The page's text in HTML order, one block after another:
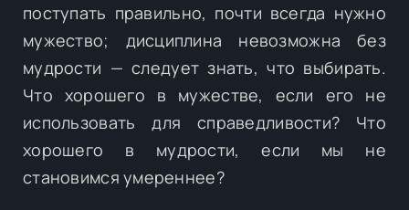
поступать правильно, почти всегда нужно
мужество; дисциплина невозможна без
мудрости — следует знать, что выбирать.
Что хорошего в мужестве, если его не
использовать для справедливости? Что
хорошего в мудрости, если мы не
становимся умереннее?